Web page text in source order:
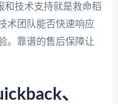
和技术支持就是救命稻
术团队能否快速响应
。靠谱的售后保障让
、